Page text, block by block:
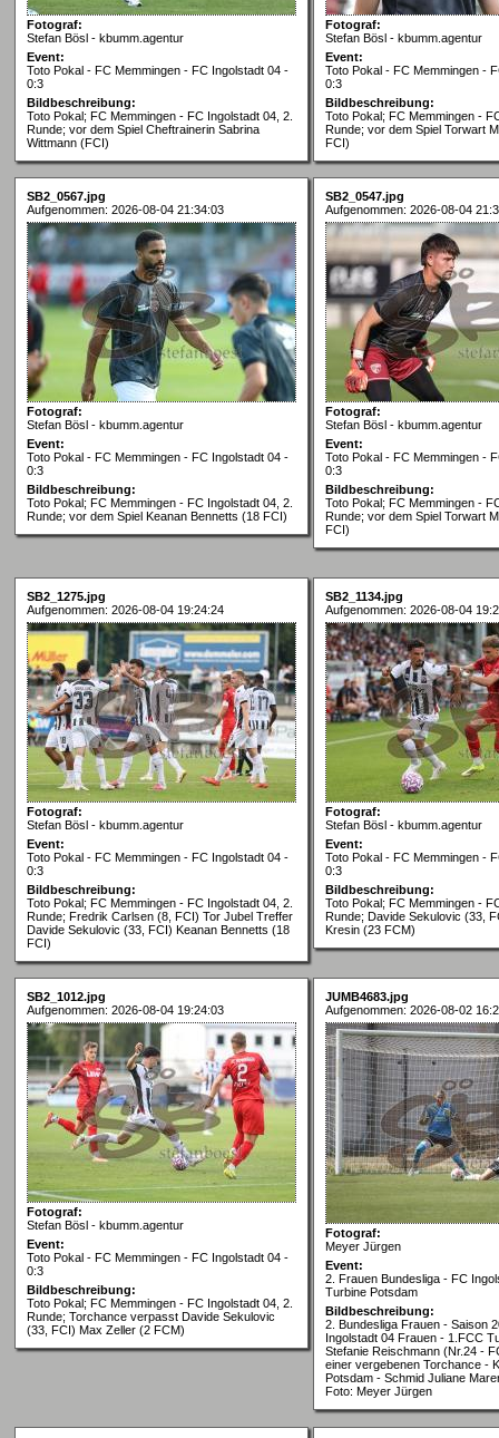
Fotograf:
Stefan Bösl - kbumm.agentur
Event:
Toto Pokal - FC Memmingen - FC Ingolstadt 04 -
0:3
Bildbeschreibung:
Toto Pokal; FC Memmingen - FC Ingolstadt 04, 2.
Runde; vor dem Spiel Cheftrainerin Sabrina
Wittmann (FCI)
Fotograf:
Stefan Bösl - kbumm.agentur
Event:
Toto Pokal - FC Memmingen -
0:3
Bildbeschreibung:
Toto Pokal; FC Memmingen -
Runde; vor dem Spiel Torwart
FCI)
SB2_0567.jpg
Aufgenommen: 2026-08-04 21:34:03
Fotograf:
Stefan Bösl - kbumm.agentur
Event:
Toto Pokal - FC Memmingen - FC Ingolstadt 04 -
0:3
Bildbeschreibung:
Toto Pokal; FC Memmingen - FC Ingolstadt 04, 2.
Runde; vor dem Spiel Keanan Bennetts (18 FCI)
SB2_0547.jpg
Aufgenommen: 2026-08-04
Fotograf:
Stefan Bösl - kbumm.agentur
Event:
Toto Pokal - FC Memmingen -
0:3
Bildbeschreibung:
Toto Pokal; FC Memmingen -
Runde; vor dem Spiel Torwart
FCI)
SB2_1275.jpg
Aufgenommen: 2026-08-04 19:24:24
Fotograf:
Stefan Bösl - kbumm.agentur
Event:
Toto Pokal - FC Memmingen - FC Ingolstadt 04 -
0:3
Bildbeschreibung:
Toto Pokal; FC Memmingen - FC Ingolstadt 04, 2.
Runde; Fredrik Carlsen (8, FCI) Tor Jubel Treffer
Davide Sekulovic (33, FCI) Keanan Bennetts (18
FCI)
SB2_1134.jpg
Aufgenommen: 2026-08-04
Fotograf:
Stefan Bösl - kbumm.agentur
Event:
Toto Pokal - FC Memmingen -
0:3
Bildbeschreibung:
Toto Pokal; FC Memmingen -
Runde; Davide Sekulovic (33,
Kresin (23 FCM)
SB2_1012.jpg
Aufgenommen: 2026-08-04 19:24:03
Fotograf:
Stefan Bösl - kbumm.agentur
Event:
Toto Pokal - FC Memmingen - FC Ingolstadt 04 -
0:3
Bildbeschreibung:
Toto Pokal; FC Memmingen - FC Ingolstadt 04, 2.
Runde; Torchance verpasst Davide Sekulovic
(33, FCI) Max Zeller (2 FCM)
JUMB4683.jpg
Aufgenommen: 2026-08-02
Fotograf:
Meyer Jürgen
Event:
2. Frauen Bundesliga - FC
Turbine Potsdam
Bildbeschreibung:
2. Bundesliga Frauen - Saison
Ingolstadt 04 Frauen - 1.FCC
Stefanie Reischmann (Nr.24 -
einer vergebenen Torchance -
Potsdam - Schmid Juliane
Foto: Meyer Jürgen